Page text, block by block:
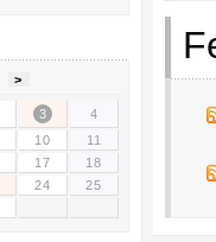
>
3
4
10
11
17
18
24
25